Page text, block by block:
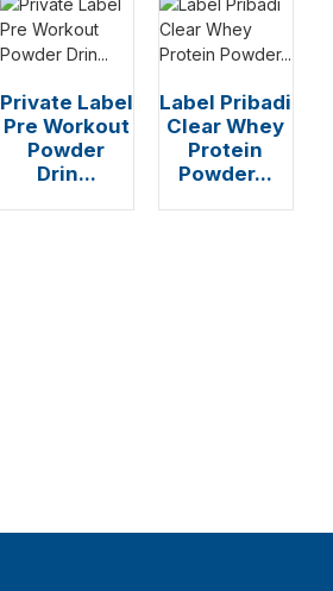
Private Label
Pre Workout
Powder
Drin...
Label Pribadi
Clear Whey
Protein
Powder...